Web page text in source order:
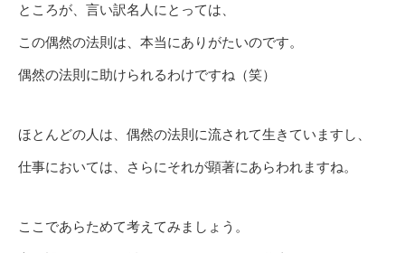
ところが、言い訳名人にとっては、
この偶然の法則は、本当にありがたいのです。
偶然の法則に助けられるわけですね（笑）
ほとんどの人は、偶然の法則に流されて生きていますし、
仕事においては、さらにそれが顕著にあらわれますね。
ここであらためて考えてみましょう。